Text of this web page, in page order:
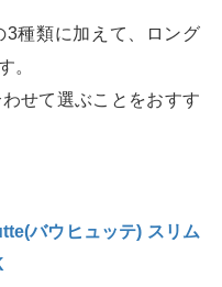
3種類に加えて、ロング
。
せて選ぶことをおすす
バウヒュッテ) スリム